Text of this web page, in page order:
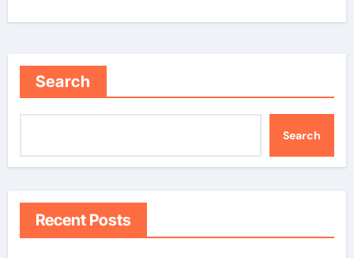
Search
Search
Recent Posts